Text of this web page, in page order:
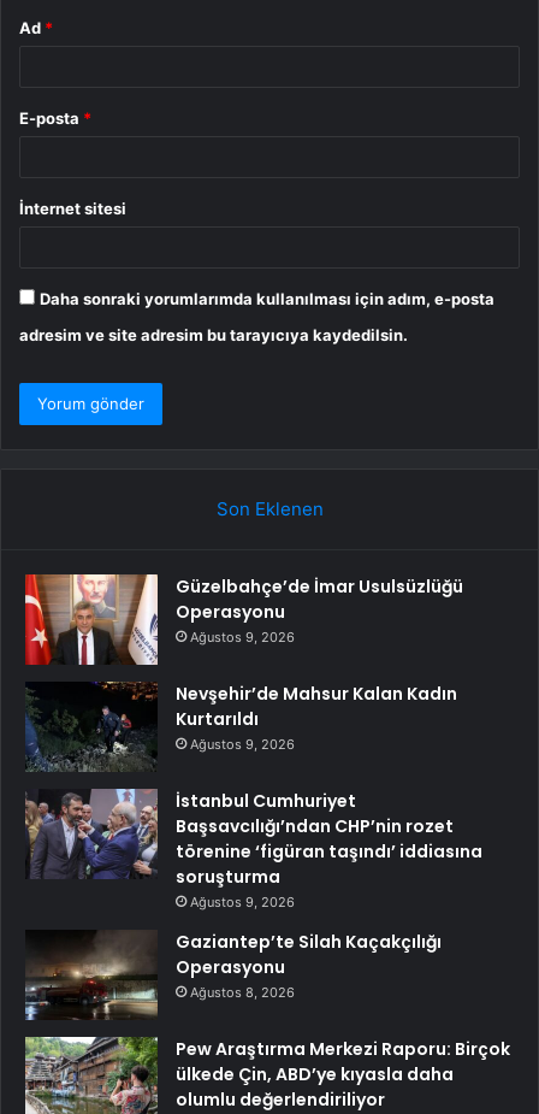
Ad *
E-posta *
İnternet sitesi
Daha sonraki yorumlarımda kullanılması için adım, e-posta
adresim ve site adresim bu tarayıcıya kaydedilsin.
Son Eklenen
Güzelbahçe’de İmar Usulsüzlüğü
Operasyonu
Ağustos 9, 2026
Nevşehir’de Mahsur Kalan Kadın
Kurtarıldı
Ağustos 9, 2026
İstanbul Cumhuriyet
Başsavcılığı’ndan CHP’nin rozet
törenine ‘figüran taşındı’ iddiasına
soruşturma
Ağustos 9, 2026
Gaziantep’te Silah Kaçakçılığı
Operasyonu
Ağustos 8, 2026
Pew Araştırma Merkezi Raporu: Birçok
ülkede Çin, ABD’ye kıyasla daha
olumlu değerlendiriliyor